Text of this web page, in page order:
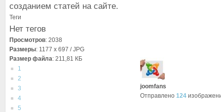
созданием статей на сайте.
Теги
Нет тегов
Просмотров: 2038
Размеры: 1177 x 697 / JPG
Размер файла: 211,81 КБ
1
2
3
4
5
joomfans
Отправлено 124